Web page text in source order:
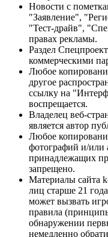
Новости с
"Заявление",
"Тест-драйв",
правах рекламы.
Раздел
коммерческими
Любое
другое
ссылку на
воспрещается.
Владелец веб-
является автор
Любое
фотографий и/или
принадлежащих
запрещено.
Материалы сайта
лиц старше 21
может вызвать
правила
обнаружении
немедленно